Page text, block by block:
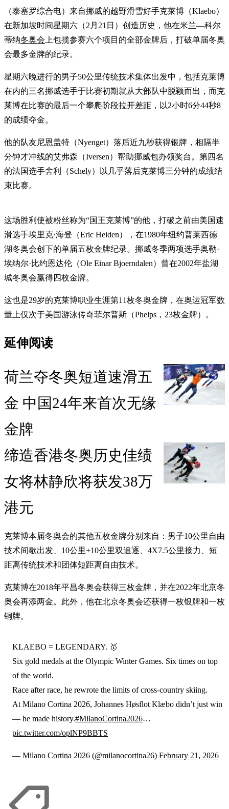
（泰塞罗综合电）来自挪威的越野滑雪好手克莱博（Klaebo）
在新加坡时间星期六（2月21日）创造历史，他在米兰—科尔
蒂纳冬奥会 上包揽参赛六个项目的全部金牌后，打破单届冬奥
会最多金牌的纪录。
星期六晚进行的男子50公里传统技术集体出发中，包括克莱博
在内的三名挪威选手于比赛初期就从大部队中脱颖而出，而克
莱博在比赛的最后一个攀爬阶段拉开差距，以2小时6分44秒8
的成绩夺金。
他的队友尼恩盖特（Nyenget）落后近九秒获得银牌，相隔半
分钟才冲线的艾弗森（Iversen）帮助挪威包办领奖台。第四名
的法国选手舍利（Schely）以几乎落后克莱博三分钟的成绩结
束比赛。
这场胜利使被粉丝称为“国王克莱博”的他，打破之前由美国速
滑选手埃里克·海登（Eric Heiden），在1980年纽约普莱西德
湖冬奥会创下的单届五枚金牌纪录。挪威冬季两项选手奥勒·
埃纳尔·比约恩达伦（Ole Einar Bjoerndalen）曾在2002年盐湖
城冬奥会赢得四枚金牌。
这也是29岁的克莱博职业生涯第11枚冬奥金牌，在奥运冠军数
量上仅次于美国游泳传奇菲尔普斯（Phelps，23枚金牌）。
延伸阅读
荷兰夺冬奥短道速滑五
金 中国24年来首次无缘
金牌
缔造香港冬奥历史佳绩
女将林静欣将获发38万
港元
克莱博本届冬奥会的其他五枚金牌分别来自：男子10公里自由
技术间歇出发、10公里+10公里双追逐、4X7.5公里接力、短
距离传统技术和团体短距离自由技术。
克莱博在2018年平昌冬奥会获得三枚金牌，并在2022年北京冬
奥会再添两金。此外，他在北京冬奥会还获得一枚银牌和一枚
铜牌。
KLAEBO = LEGENDARY. 🥇
Six gold medals at the Olympic Winter Games. Six times on top
of the world.
Race after race, he rewrote the limits of cross-country skiing.
At Milano Cortina 2026, Johannes Høsflot Klæbo didn’t just win
— he made history.#MilanoCortina2026…
pic.twitter.com/oplNP9BBTS
— Milano Cortina 2026 (@milanocortina26) February 21, 2026